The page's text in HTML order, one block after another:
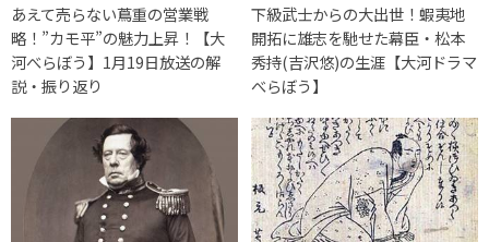
あえて売らない蔦重の営業戦
略！”カモ平”の魅力上昇！【大
河べらぼう】1月19日放送の解
説・振り返り
下級武士からの大出世！蝦夷地
開拓に雄志を馳せた幕臣・松本
秀持(吉沢悠)の生涯【大河ドラマ
べらぼう】